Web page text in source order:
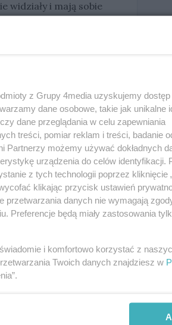
widziały i mają sobie
wyraźnie pokazuje, że
,,wyklęte wstały z
że klimakterium to
których nie
energia, którą
spotkaliśmy się w
jedna lepsza od
coś zupełnie
panowie ze zdumieniem
terapia
siebie, innych,
tych, którzy się
z Grupy 4media uzyskujemy dostęp
dane osobowe, takie jak unikalne
dane przeglądania w celu zapewniania
treści, pomiar reklam i treści, badanie
Partnerzy możemy używać dokładnych
urządzenia do celów identyfikacji.
z tych technologii poprzez kliknięcie
klikając przycisk ustawień
przetwarzania danych nie wymagają
Preferencje będą miały zastosowania
i komfortowo korzystać z
Twoich danych znajdziesz w